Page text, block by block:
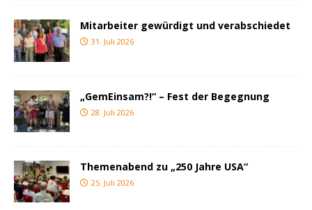
Mitarbeiter gewürdigt und verabschiedet
31. Juli 2026
„GemEinsam?!“ – Fest der Begegnung
28. Juli 2026
Themenabend zu „250 Jahre USA“
25. Juli 2026